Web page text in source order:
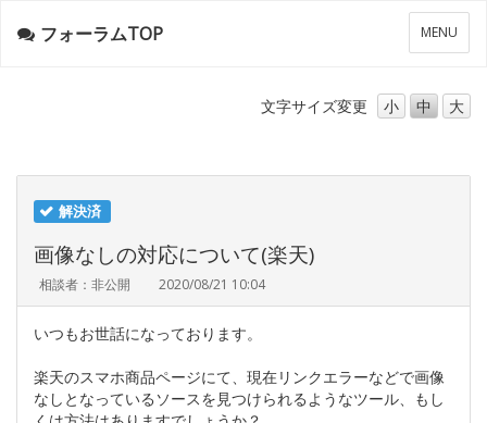
メ
ニ
ー
MENU
フォーラムTOP
文字サイズ変更 小 中 大
解決済
画像なしの対応について(楽天)
相談者：非公開 2020/08/21 10:04
いつもお世話になっております。
楽天のスマホ商品ページにて、現在リンクエラーなどで画像
なしとなっているソースを見つけられるようなツール、もし